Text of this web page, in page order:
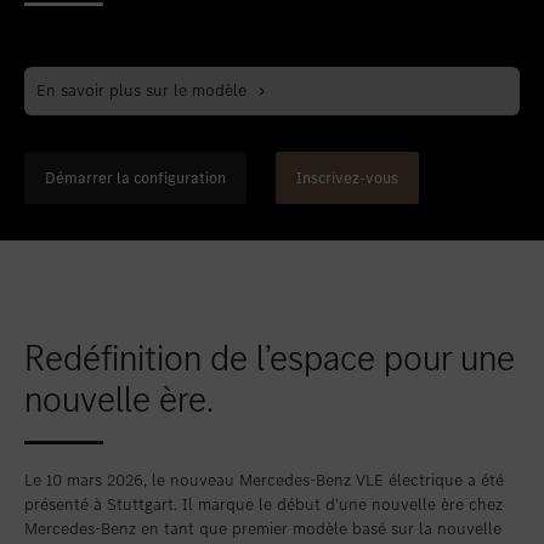
Favoriser le lieu
Bienne
Favoriser le lieu
Granges-Paccot
Favoriser le lieu
Schlieren Occasions
Favoriser le lieu
Stäfa
Favoriser le lieu
Vezia
En savoir plus sur le modèle
Démarrer la configuration Inscrivez-vous
Redéfinition de l’espace pour une
nouvelle ère.
Le 10 mars 2026, le nouveau Mercedes-Benz VLE électrique a été
présenté à Stuttgart. Il marque le début d’une nouvelle ère chez
Mercedes-Benz en tant que premier modèle basé sur la nouvelle